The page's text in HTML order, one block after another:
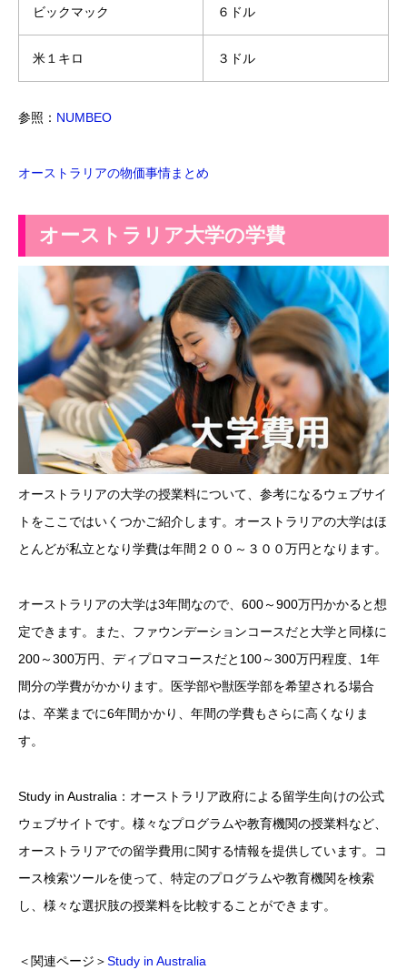
ビックマック ６ドル
米１キロ ３ドル
参照： NUMBEO
オーストラリアの物価事情まとめ
オーストラリア大学の学費
オーストラリアの大学の授業料について、参考になるウェブサイ
トをここではいくつかご紹介します。オーストラリアの大学はほ
とんどが私立となり学費は年間２００～３００万円となります。
オーストラリアの大学は3年間なので、600～900万円かかると想
定できます。また、ファウンデーションコースだと大学と同様に
200～300万円、ディプロマコースだと100～300万円程度、1年
間分の学費がかかります。医学部や獣医学部を希望される場合
は、卒業までに6年間かかり、年間の学費もさらに高くなりま
す。
Study in Australia：オーストラリア政府による留学生向けの公式
ウェブサイトです。様々なプログラムや教育機関の授業料など、
オーストラリアでの留学費用に関する情報を提供しています。コ
ース検索ツールを使って、特定のプログラムや教育機関を検索
し、様々な選択肢の授業料を比較することができます。
＜関連ページ＞Study in Australia